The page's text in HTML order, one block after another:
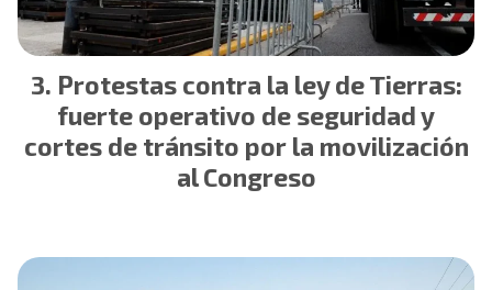
Protestas contra la ley de Tierras:
fuerte operativo de seguridad y
cortes de tránsito por la movilización
al Congreso